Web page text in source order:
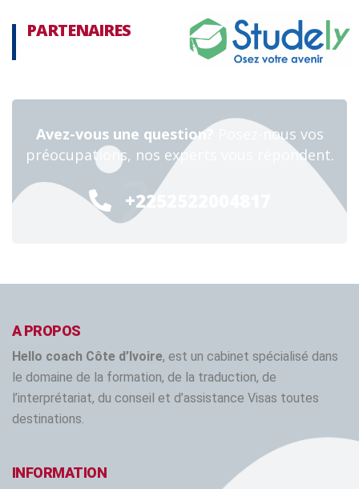
PARTENAIRES
Avez-vous une question?
Posez-nous vos
préocupations, nos experts vous répondent.
+2252522004817
24/7
A PROPOS
Hello coach Côte d’Ivoire, est un cabinet spécialisé dans
le domaine de la formation, de la traduction, de
l’interprétariat, du conseil et d’assistance Visas toutes
destinations.
INFORMATION